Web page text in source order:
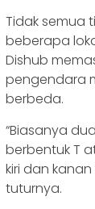
Tidak semua
beberapa
Dishub
pengendara
berbeda.
“Biasanya
berbentuk T
kiri dan
tuturnya.